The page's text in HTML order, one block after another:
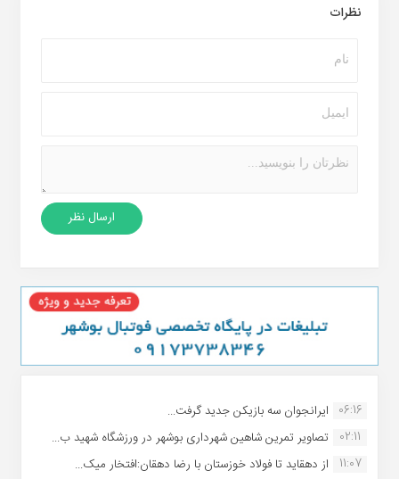
نظرات
06:16 ایرانجوان سه بازیکن جدید گرفت...
02:11
تصاویر تمرین شاهین شهردارى بوشهر در ورزشگاه شهید ب...
11:07
از دهقاید تا فولاد خوزستان با رضا دهقان:افتخار میک...